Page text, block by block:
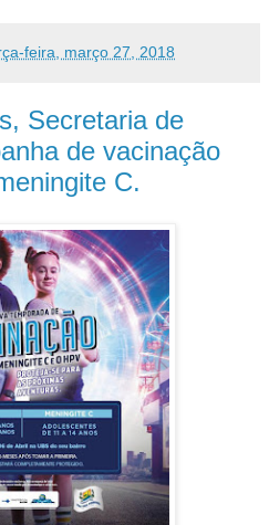
feira, março 27, 2018
Secretaria de
de vacinação
C.